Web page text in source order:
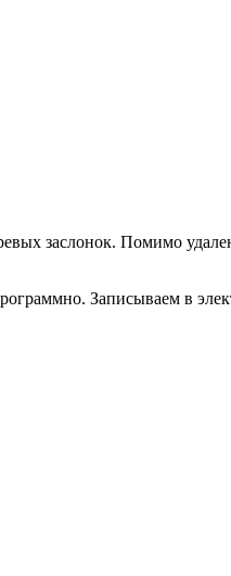
заслонок. Помимо
Записываем в